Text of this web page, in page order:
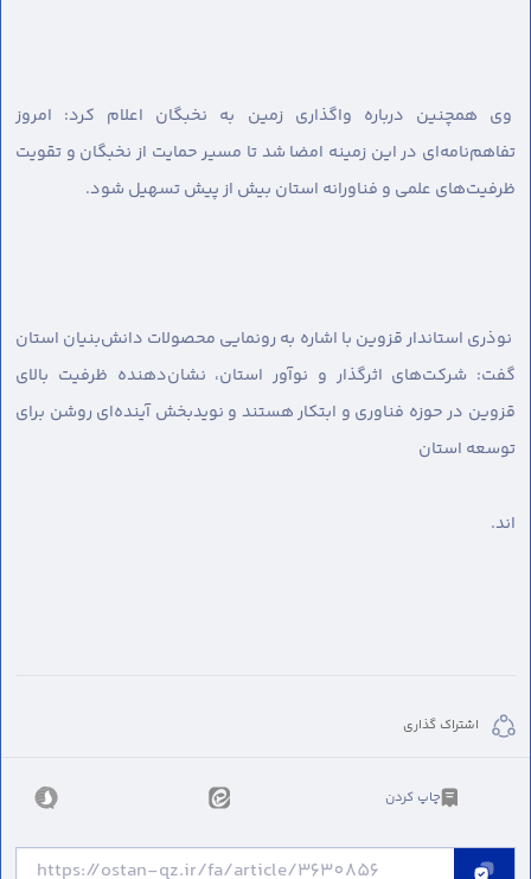
وی همچنین درباره واگذاری زمین به نخبگان اعلام کرد: امروز
تفاهم‌نامه‌ای در این زمینه امضا شد تا مسیر حمایت از نخبگان و تقویت
ظرفیت‌های علمی و فناورانه استان بیش از پیش تسهیل شود.
نوذری استاندار قزوین با اشاره به رونمایی محصولات دانش‌بنیان استان
گفت: شرکت‌های اثرگذار و نوآور استان، نشان‌دهنده ظرفیت بالای
قزوین در حوزه فناوری و ابتکار هستند و نویدبخش آینده‌ای روشن برای
توسعه استان‌
اند.
اشتراک گذاری
چاپ کردن